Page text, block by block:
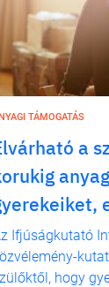
TÁMOGATÁS
a
Ifjúságkutató
hogy